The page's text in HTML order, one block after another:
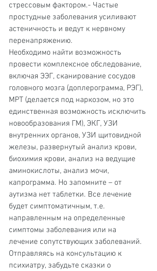
стрессовым фактором.- Частые
простудные заболевания усиливают
астеничность и ведут к нервному
перенапряжению.
Необходимо найти возможность
провести комплексное обследование,
включая ЭЭГ, сканирование сосудов
головного мозга (доплерограмма, РЭГ),
МРТ (делается под наркозом, но это
единственная возможность исключить
новообразования ГМ), ЭКГ, УЗИ
внутренних органов, УЗИ щитовидной
железы, развернутый анализ крови,
биохимия крови, анализ на ведущие
аминокислоты, анализ мочи,
капрограмма. Но запомните – от
аутизма нет таблетки. Все лечение
будет симптоматичным, т.е.
направленным на определенные
симптомы заболевания или на
лечение сопутствующих заболеваний.
Отправляясь на консультацию к
психиатру, забудьте сказки о